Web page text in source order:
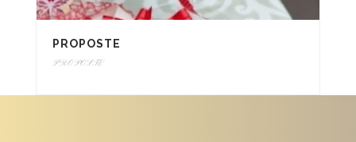
PROPOSTE
PROPOSTE